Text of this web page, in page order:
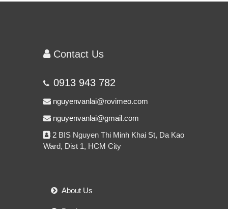
Contact Us
0913 943 782
nguyenvanlai@rovimeo.com
nguyenvanlai@gmail.com
2 BIS Nguyen Thi Minh Khai St, Da Kao
Ward, Dist 1, HCM City
About Us